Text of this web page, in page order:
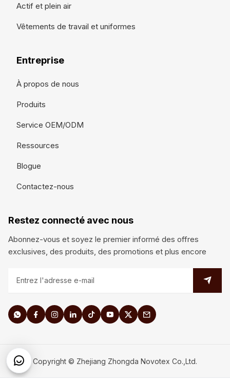
Actif et plein air
Vêtements de travail et uniformes
Entreprise
À propos de nous
Produits
Service OEM/ODM
Ressources
Blogue
Contactez-nous
Restez connecté avec nous
Abonnez-vous et soyez le premier informé des offres
exclusives, des produits, des promotions et plus encore
Copyright © Zhejiang Zhongda Novotex Co.,Ltd.